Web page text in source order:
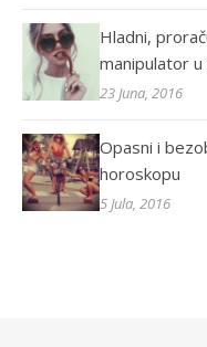
Hladni,
manipulator
23 Juna, 2016
Opasni i
horoskopu
5 Jula, 2016